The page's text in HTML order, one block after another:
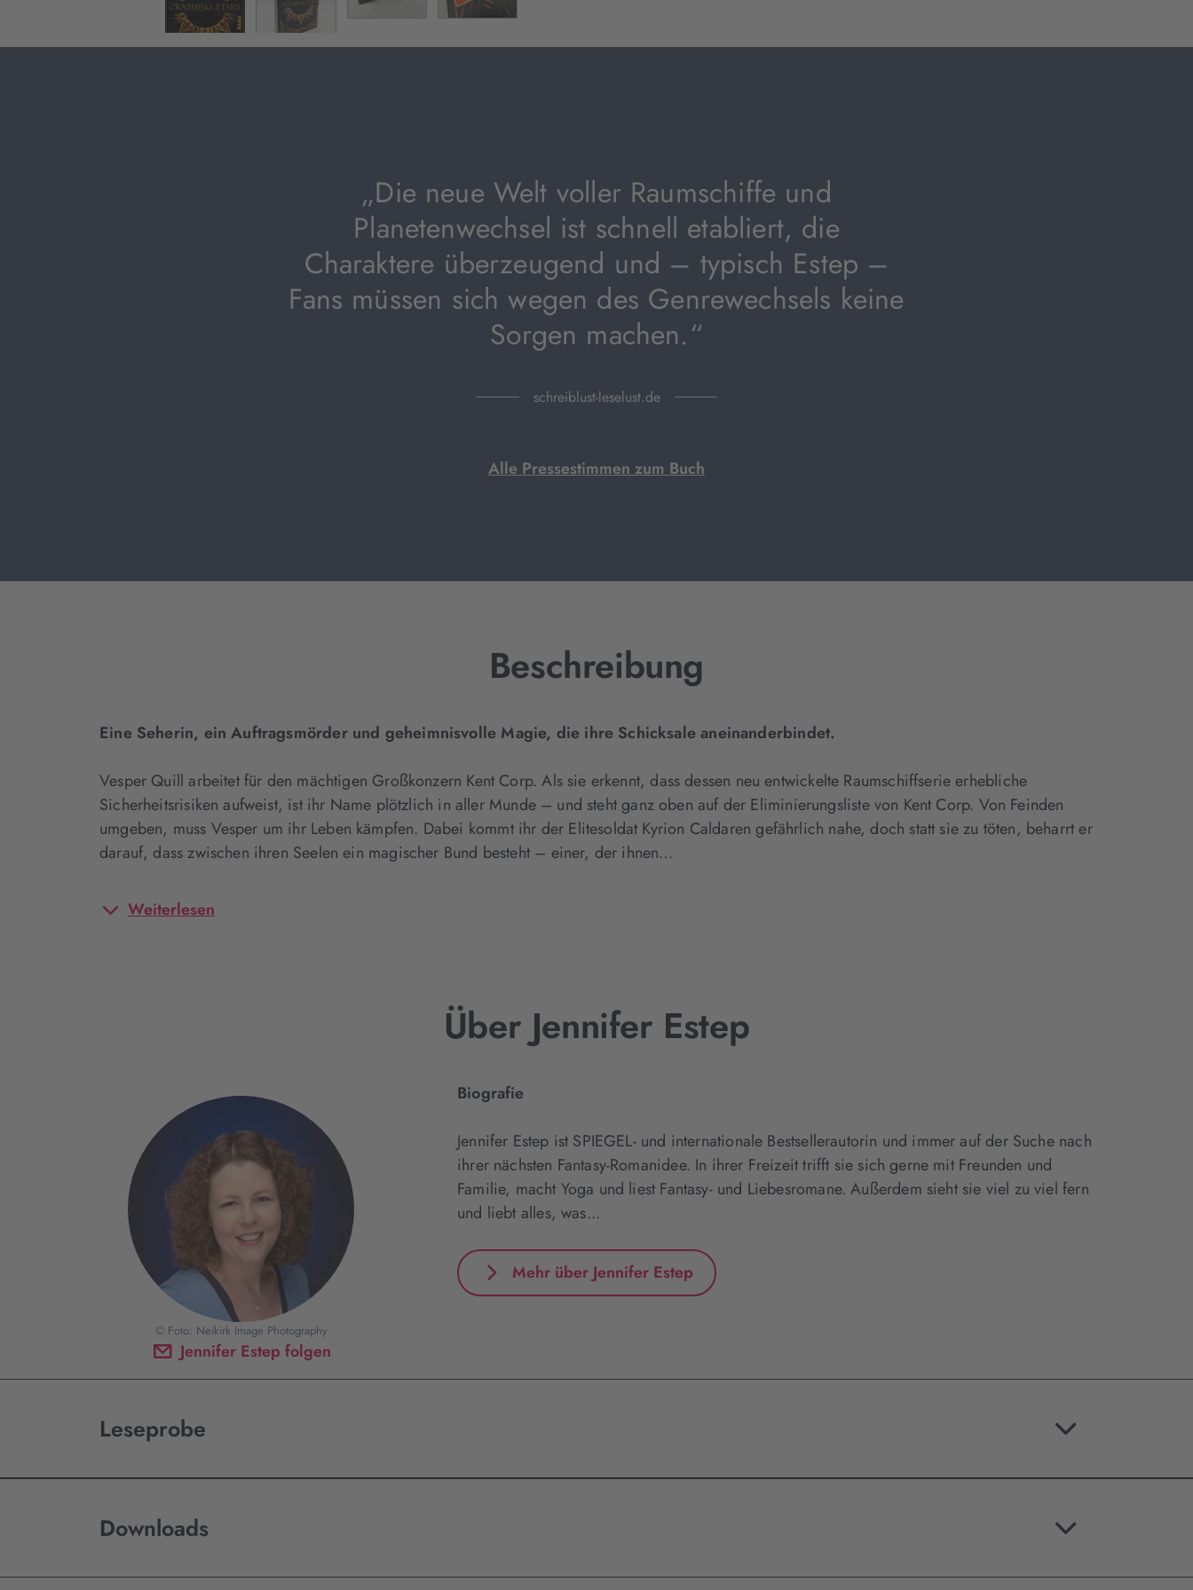
„Die neue Welt voller Raumschiffe und
Planetenwechsel ist schnell etabliert, die
Charaktere überzeugend und – typisch Estep –
Fans müssen sich wegen des Genrewechsels keine
Sorgen machen.“
schreiblust-leselust.de
Alle Pressestimmen zum Buch
Beschreibung
Eine Seherin, ein Auftragsmörder und geheimnisvolle Magie, die ihre Schicksale aneinanderbindet.
Vesper Quill arbeitet für den mächtigen Großkonzern Kent Corp. Als sie erkennt, dass dessen neu entwickelte Raumschiffserie erhebliche
Sicherheitsrisiken aufweist, ist ihr Name plötzlich in aller Munde – und steht ganz oben auf der Eliminierungsliste von Kent Corp. Von Feinden
umgeben, muss Vesper um ihr Leben kämpfen. Dabei kommt ihr der Elitesoldat Kyrion Caldaren gefährlich nahe, doch statt sie zu töten, beharrt er
darauf, dass zwischen ihren Seelen ein magischer Bund besteht – einer, der ihnen…
Weiterlesen
Über Jennifer Estep
Jennifer Estep folgen
© Foto: Neikirk Image Photography
Biografie
Jennifer Estep ist SPIEGEL- und internationale Bestsellerautorin und immer auf der Suche nach
ihrer nächsten Fantasy-Romanidee. In ihrer Freizeit trifft sie sich gerne mit Freunden und
Familie, macht Yoga und liest Fantasy- und Liebesromane. Außerdem sieht sie viel zu viel fern
und liebt alles, was...
Mehr über Jennifer Estep
Leseprobe
Downloads